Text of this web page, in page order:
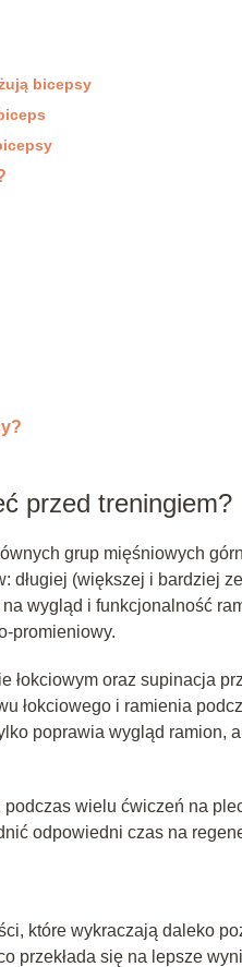
bicepsy
przed treningiem?
grup mięśniowych
długiej (większej i bardziej
wygląd i funkcjonalność
promieniowy.
oraz supinacja
łokciowego i ramienia
poprawia wygląd ramion,
wielu ćwiczeń na
odpowiedni czas na
które wykraczają daleko
przekłada się na lepsze